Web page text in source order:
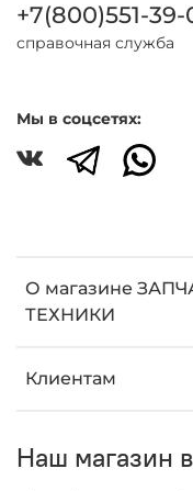
О магазине
ТЕХНИКИ
Клиентам
+7(800)551-39-
справочная служба
Мы в соцсетях:
Наш магазин